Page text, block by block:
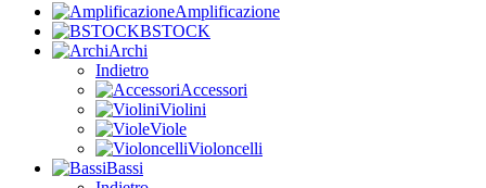
Amplificazione
BSTOCK
Archi
Indietro
Accessori
Violini
Viole
Violoncelli
Bassi